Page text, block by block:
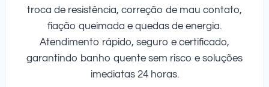
troca de resistência, correção de mau contato,
fiação queimada e quedas de energia.
Atendimento rápido, seguro e certificado,
garantindo banho quente sem risco e soluções
imediatas 24 horas.